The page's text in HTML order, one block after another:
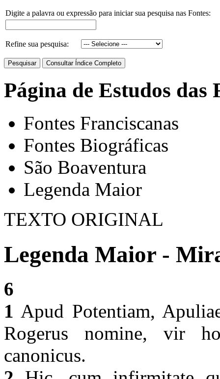
Digite a palavra ou expressão para iniciar sua pesquisa nas Fontes:
Refine sua pesquisa:
Página de Estudos das
Fontes Franciscanas
Fontes Biográficas
São Boaventura
Legenda Maior
TEXTO ORIGINAL
Legenda Maior -
6
1 Apud Potentiam,
Rogerus nomine, vir
canonicus.